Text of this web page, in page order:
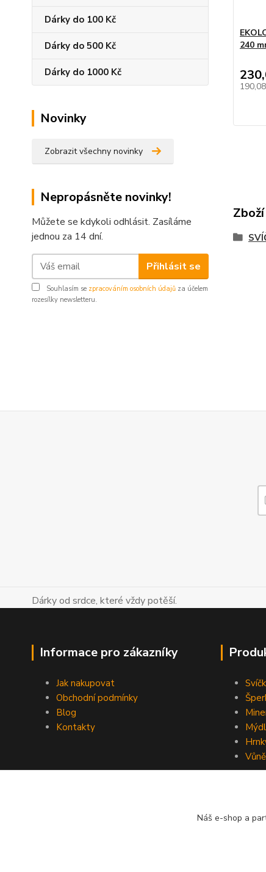
Dárky do 100 Kč
Dárky do 500 Kč
Dárky do 1000 Kč
Novinky
Zobrazit všechny novinky
Nepropásněte novinky!
Můžete se kdykoli odhlásit. Zasíláme
jednou za 14 dní.
Přihlásit se
Souhlasím se zpracováním osobních údajů za účelem
rozesílky newsletteru.
240
Dárky od srdce, které vždy potěší.
Informace pro zákazníky
Jak nakupovat
Obchodní podmínky
Blog
Kontakty
Vůně
Náš e-shop a